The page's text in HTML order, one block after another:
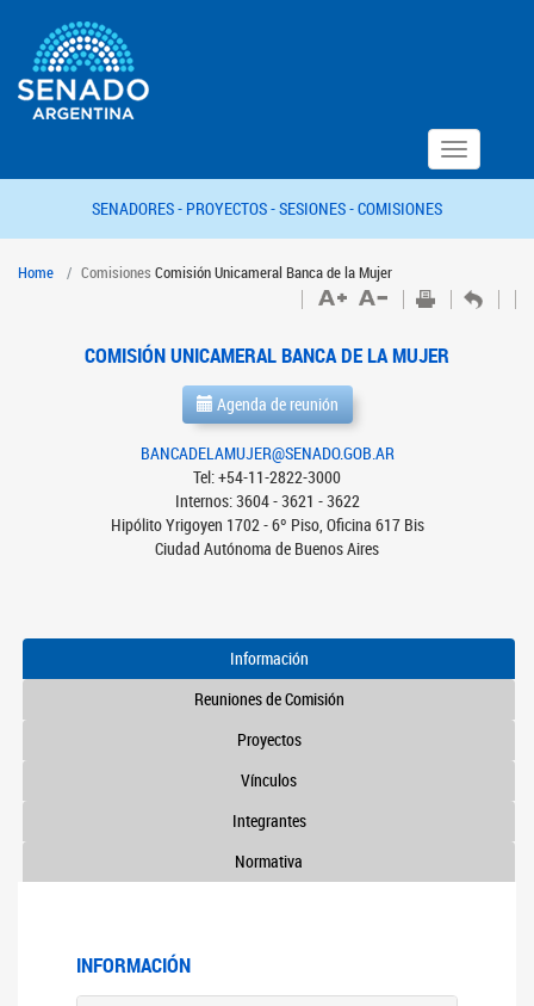
Toggle
navigation
SENADORES - PROYECTOS -SESIONES -COMISIONES
Home Comisiones Comisión Unicameral Banca de la Mujer
COMISIÓN UNICAMERAL BANCA DE LA MUJER
Agenda de reunión
BANCADELAMUJER@SENADO.GOB.AR
Tel: +54-11-2822-3000
Internos: 3604 - 3621 - 3622
Hipólito Yrigoyen 1702 - 6º Piso, Oficina 617 Bis
Ciudad Autónoma de Buenos Aires
Información
Reuniones de Comisión
Proyectos
Vínculos
Integrantes
Normativa
INFORMACIÓN